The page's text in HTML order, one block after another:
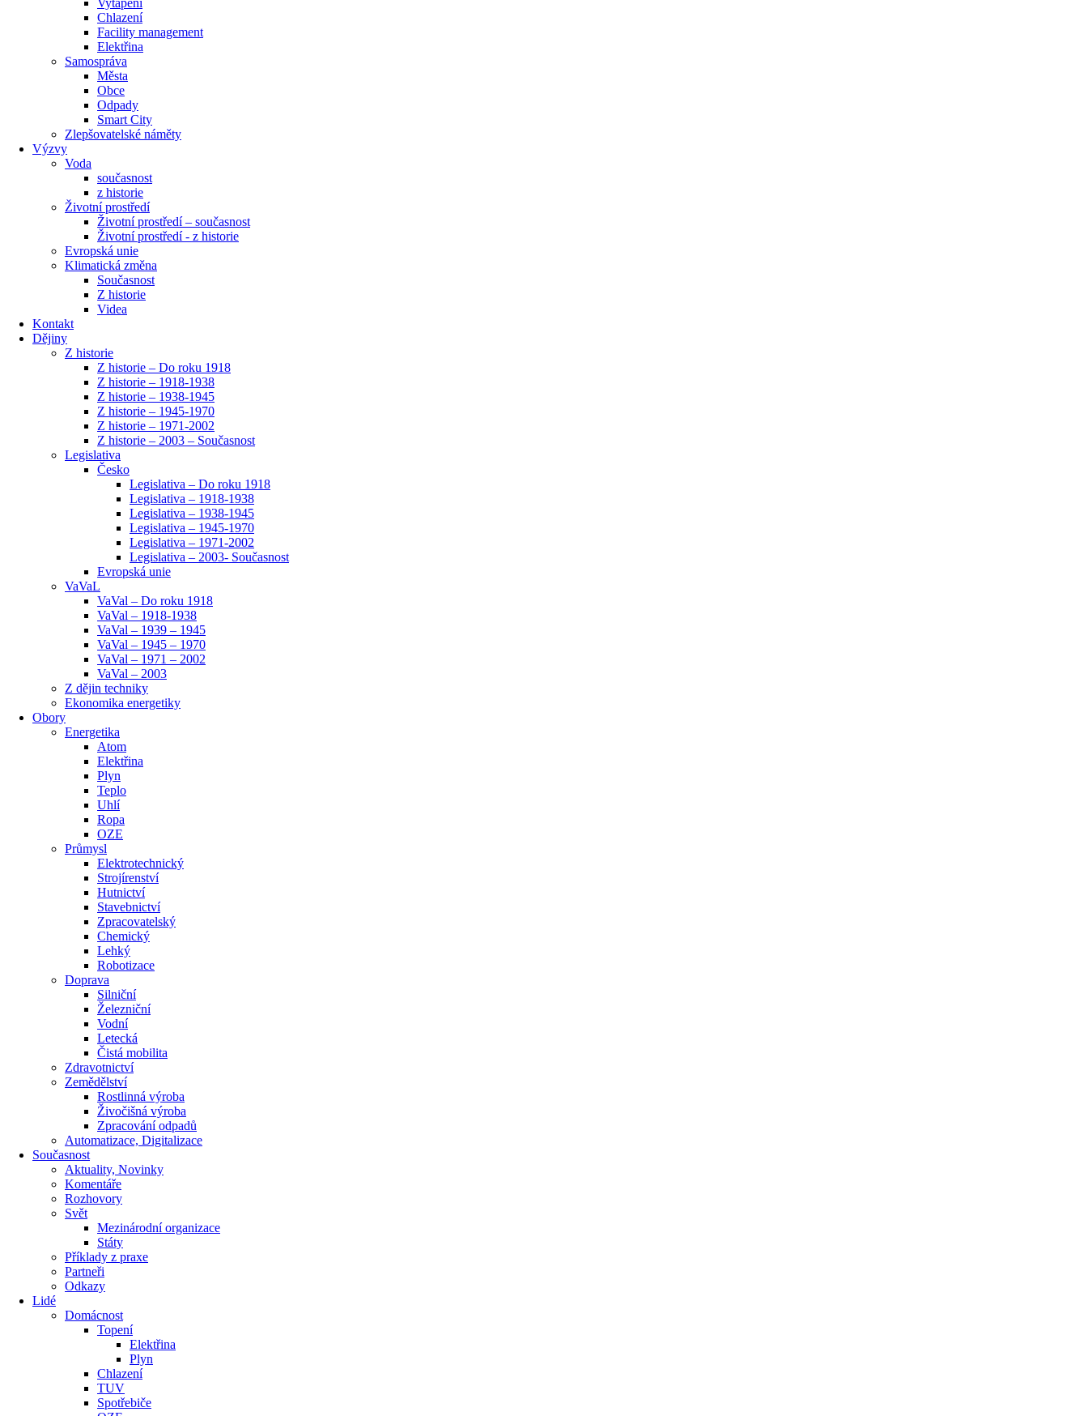
Chlazení
Facility management
Elektřina
Samospráva
Města
Obce
Odpady
Smart City
Zlepšovatelské náměty
Výzvy
Voda
současnost
z historie
Životní prostředí
Životní prostředí – současnost
Životní prostředí ​- z historie
Evropská unie
Klimatická změna
Současnost
Z historie
Videa
Kontakt
Dějiny
Z historie
Z historie – Do roku 1918
Z historie – 1918-1938
Z historie – 1938-1945
Z historie – 1945-1970
Z historie – 1971-2002
Z historie – 2003 – Současnost
Legislativa
Česko
Legislativa – Do roku 1918
Legislativa – 1918-1938
Legislativa – 1938-1945
Legislativa – 1945-1970
Legislativa – 1971-2002
Legislativa – 2003- Současnost
Evropská unie
VaVaL
VaVal – Do roku 1918
VaVal – 1918-1938
VaVal – 1939 – 1945
VaVal – 1945 – 1970
VaVal – 1971 – 2002
VaVal – 2003
Z dějin techniky
Ekonomika energetiky
Obory
Energetika
Atom
Elektřina
Plyn
Teplo
Uhlí
Ropa
OZE
Průmysl
Elektrotechnický
Strojírenství
Hutnictví
Stavebnictví
Zpracovatelský
Chemický
Lehký
Robotizace
Doprava
Silniční
Železniční
Vodní
Letecká
Čistá mobilita
Zdravotnictví
Zemědělství
Rostlinná výroba
Živočišná výroba
Zpracování odpadů
Automatizace, Digitalizace
Současnost
Aktuality, Novinky
Komentáře
Rozhovory
Svět
Mezinárodní organizace
Státy
Příklady z praxe
Partneři
Odkazy
Lidé
Domácnost
Topení
Elektřina
Plyn
Chlazení
TUV
Spotřebiče